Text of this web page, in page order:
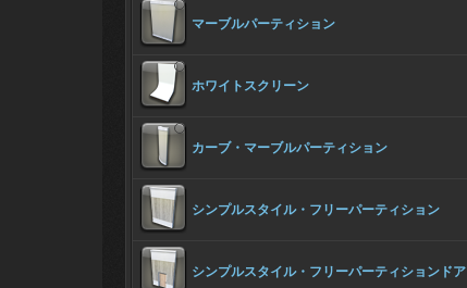
マーブルパーティション
ホワイトスクリーン
カーブ・マーブルパーティション
シンプルスタイル・フリーパーティション
シンプルスタイル・フリーパーティションドア